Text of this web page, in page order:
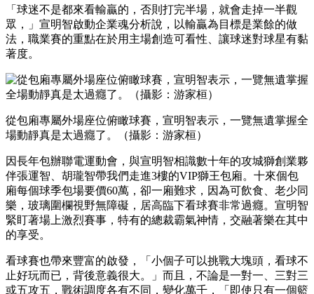
「球迷不是都來看輸贏的，否則打完半場，就會走掉一半觀
眾，」宣明智啟動企業魂分析說，以輸贏為目標是業餘的做
法，職業賽的重點在於用主場創造可看性、讓球迷對球星有黏
著度。
從包廂專屬外場座位俯瞰球賽，宣明智表示，一覽無遺掌握全
場動靜真是太過癮了。（攝影：游家桓）
因長年包辦聯電運動會，與宣明智相識數十年的攻城獅創業夥
伴張運智、胡瓏智帶我們走進3樓的VIP獅王包廂。十來個包
廂每個球季包場要價60萬，卻一廂難求，因為可飲食、老少同
樂，玻璃圍欄視野無障礙，居高臨下看球賽非常過癮。宣明智
緊盯著場上激烈賽事，特有的總裁霸氣神情，交融著樂在其中
的享受。
看球賽也帶來豐富的啟發，「小個子可以挑戰大塊頭，看球不
止好玩而已，背後意義很大。」而且，不論是一對一、三對三
或五攻五，戰術調度各有不同，變化萬千，「即使只有一個籃